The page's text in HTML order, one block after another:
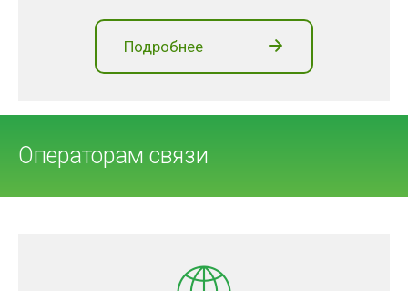
Подробнее
Операторам связи